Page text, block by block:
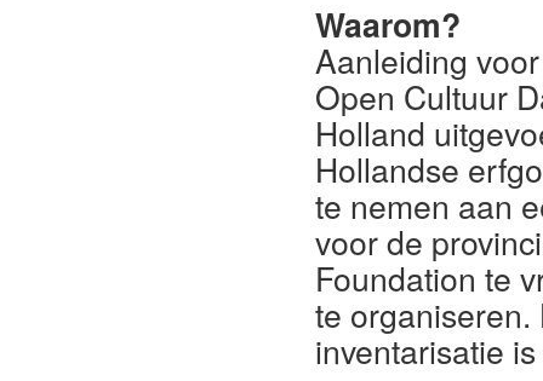
Waarom?
Aanleiding
Open Cultuur
Holland
Hollandse
te nemen aan
voor de
Foundation te
te
inventarisatie